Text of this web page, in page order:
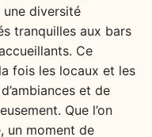
une diversité
tranquilles aux bars
Ce
fois les locaux et les
et de
Que l’on
un moment de